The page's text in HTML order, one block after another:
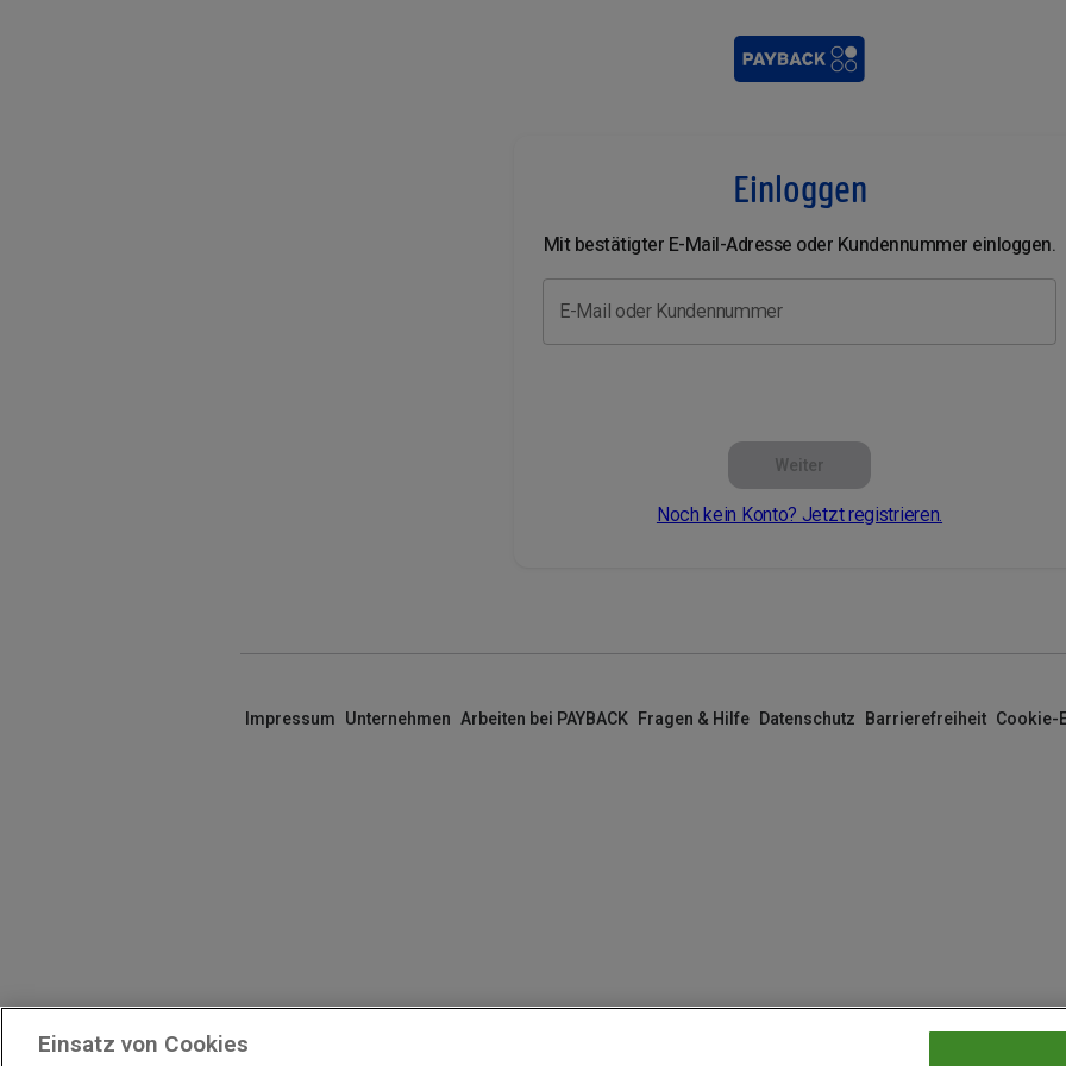
Einloggen
Mit bestätigter E-Mail-Adresse oder Kundennummer einloggen.
E-Mail oder Kundennummer
Weiter
Noch kein Konto? Jetzt registrieren.
Impressum Unternehmen Arbeiten bei PAYBACK Fragen & Hilfe Datenschutz Barrierefreiheit Cookie-
Einsatz von Cookies